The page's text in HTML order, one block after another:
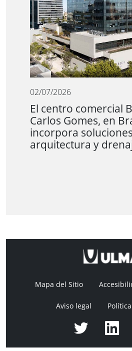
02/07/2026
El centro comercial
Carlos Gomes, en
incorpora
arquitectura y
Mapa del Sitio
Aviso legal